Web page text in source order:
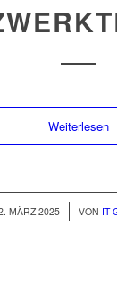
Weiterlesen
MÄRZ 2025
/ VON IT-